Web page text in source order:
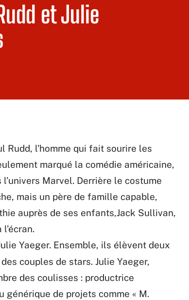
et Julie
Rudd, l’homme qui fait sourire les
marqué la comédie américaine,
Marvel. Derrière le costume
mais un père de famille capable,
auprès de ses enfants,Jack Sullivan,
Yaeger. Ensemble, ils élèvent deux
couples de stars. Julie Yaeger,
des coulisses : productrice
générique de projets comme « M.